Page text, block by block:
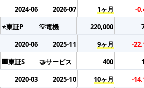
2024-06 2026-07 1ヶ月
-
⭐東証P 💡電機 220,000
2020-06 2025-11 9ヶ月
-
🏢東証S 🤝サービス 400
2020-03 2025-10 10ヶ月
-